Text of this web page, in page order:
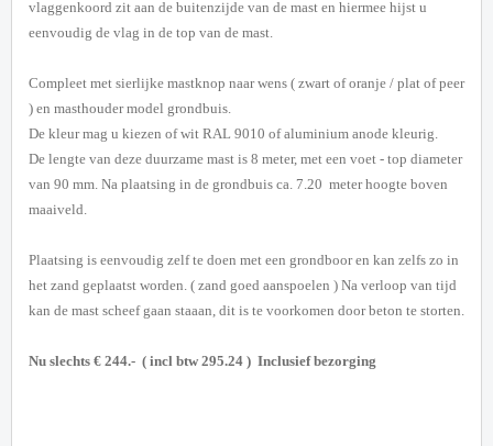
vlaggenkoord zit aan de buitenzijde van de mast en hiermee hijst u
eenvoudig de vlag in de top van de mast.
Compleet met sierlijke mastknop naar wens ( zwart of oranje / plat of peer
) en masthouder model grondbuis.
De kleur mag u kiezen of wit RAL 9010 of aluminium anode kleurig.
De lengte van deze duurzame mast is 8 meter, met een voet - top diameter
van 90 mm. Na plaatsing in de grondbuis ca. 7.20 meter hoogte boven
maaiveld.
Plaatsing is eenvoudig zelf te doen met een grondboor en kan zelfs zo in
het zand geplaatst worden. ( zand goed aanspoelen ) Na verloop van tijd
kan de mast scheef gaan staaan, dit is te voorkomen door beton te storten.
Nu slechts € 244.- ( incl btw 295.24 ) Inclusief bezorging